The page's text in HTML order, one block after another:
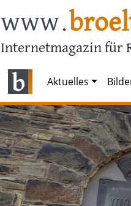
www.
Internetmagazin für
Aktuelles